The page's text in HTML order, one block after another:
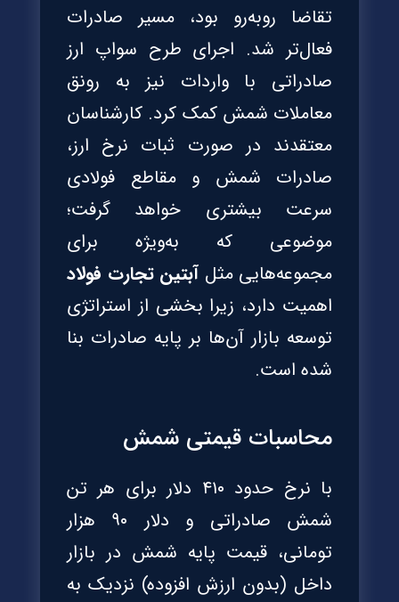
تقاضا روبه‌رو بود، مسیر صادرات
فعال‌تر شد. اجرای طرح سواپ ارز
صادراتی با واردات نیز به رونق
معاملات شمش کمک کرد. کارشناسان
معتقدند در صورت ثبات نرخ ارز،
صادرات شمش و مقاطع فولادی
سرعت بیشتری خواهد گرفت؛
موضوعی که به‌ویژه برای
مجموعه‌هایی مثل آبتین تجارت فولاد
اهمیت دارد، زیرا بخشی از استراتژی
توسعه بازار آن‌ها بر پایه صادرات بنا
شده است.
محاسبات قیمتی شمش
با نرخ حدود ۴۱۰ دلار برای هر تن
شمش صادراتی و دلار ۹۰ هزار
تومانی، قیمت پایه شمش در بازار
داخل (بدون ارزش افزوده) نزدیک به